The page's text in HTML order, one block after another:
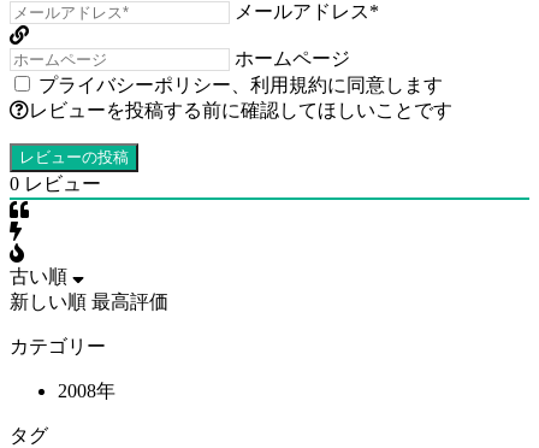
メールアドレス*
ホームページ
プライバシーポリシー
利用規約に同意します
レビューを投稿する前に確認してほしいことです
0 レビュー
古い順
新しい順 最高評価
カテゴリー
2008年
タグ